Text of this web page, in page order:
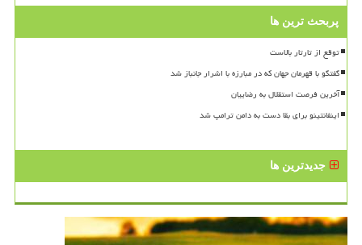
پربحث ترین ها
توقع از تارتار بالاست
گفتگو با قهرمان جهان که در مبارزه با اشرار جانباز شد
آخرین فرصت استقلال به رضاییان
اینفانتینو برای بقا دست به دامن ترامپ شد
جدیدترین ها